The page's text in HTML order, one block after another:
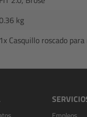
kg
1x Casquillo roscado